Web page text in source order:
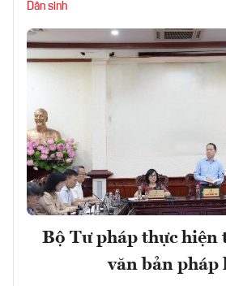
Dân sinh
Bộ Tư pháp thực hiện
văn bản pháp